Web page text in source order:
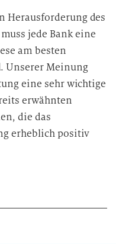
Herausforderung des
jede Bank eine
am besten
Unserer Meinung
eine sehr wichtige
erwähnten
die das
erheblich positiv